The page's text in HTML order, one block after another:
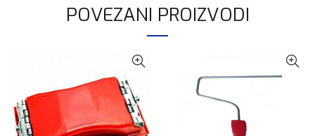
POVEZANI PROIZVODI